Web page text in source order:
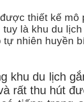
được thiết kế mô
là khu du
tự nhiên huyền
khu du lịch
rất thu hút